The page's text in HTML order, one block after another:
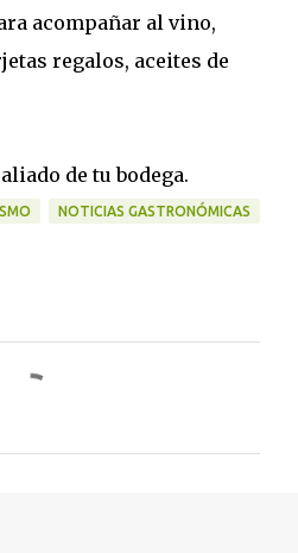
acompañar al vino,
regalos, aceites de
de tu bodega.
NOTICIAS GASTRONÓMICAS